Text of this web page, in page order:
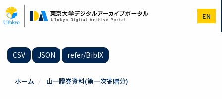
イ
ン
EN
CSV JSON refer/BibIX
ホーム 山一證券資料(第一次寄贈分)